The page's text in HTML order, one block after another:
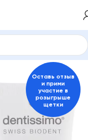
Пасты для взрослых
Оставь отзыв
и прими
участие в
розыгрыше
щетки